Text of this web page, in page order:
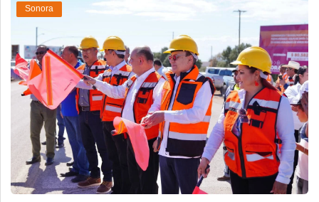
Sonora